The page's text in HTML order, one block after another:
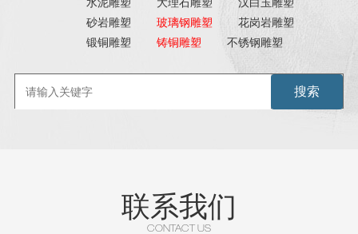
砂岩雕塑
玻璃钢雕塑
花岗岩雕塑
锻铜雕塑
铸铜雕塑 不锈钢雕塑
联系我们
CONTACT US